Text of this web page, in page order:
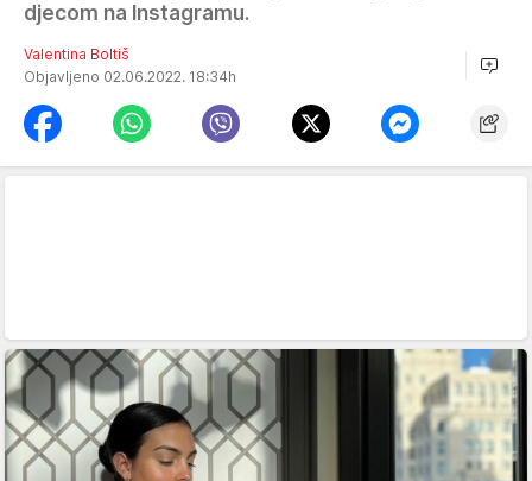
djecom na Instagramu.
Valentina Boltiš
Objavljeno 02.06.2022. 18:34h